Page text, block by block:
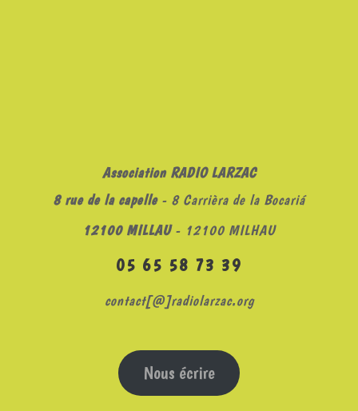
Association RADIO LARZAC
8 rue de la capelle- 8 Carrièra de la Bocariá
12100 MILLAU- 12100 MILHAU
05 65 58 73 39
contact[@]radiolarzac.org
Nous écrire